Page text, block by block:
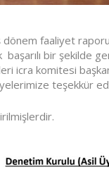
faaliyet
bir şekilde
icra komitesi
teşekkür